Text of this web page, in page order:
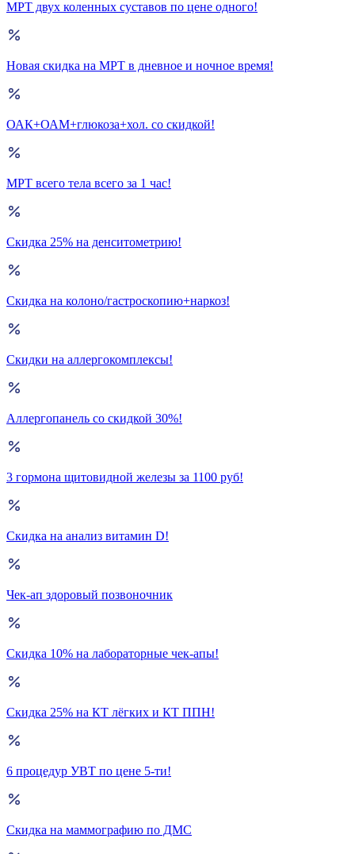
МРТ двух коленных суставов по цене одного!
Новая скидка на МРТ в дневное и ночное время!
ОАК+ОАМ+глюкоза+хол. со скидкой!
МРТ всего тела всего за 1 час!
Скидка 25% на денситометрию!
Скидка на колоно/гастроскопию+наркоз!
Скидки на аллергокомплексы!
Аллергопанель со скидкой 30%!
3 гормона щитовидной железы за 1100 руб!
Скидка на анализ витамин D!
Чек-ап здоровый позвоночник
Скидка 10% на лабораторные чек-апы!
Скидка 25% на КТ лёгких и КТ ППН!
6 процедур УВТ по цене 5-ти!
Скидка на маммографию по ДМС